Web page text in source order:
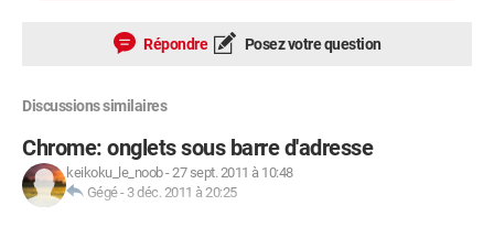
Répondre Posez votre question
Discussions similaires
Chrome: onglets sous barre d'adresse
keikoku_le_noob-27 sept. 2011 à 10:48
Gégé- 3 déc. 2011 à 20:25